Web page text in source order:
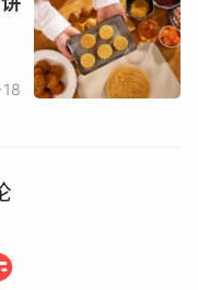
形的饼，因为上面
被称为胡饼。汉灵
胡饼大为流行。